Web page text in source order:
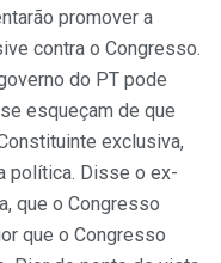
promover a
contra o Congresso.
do PT pode
esqueçam de que
exclusiva,
política. Disse o ex-
que o Congresso
que o Congresso